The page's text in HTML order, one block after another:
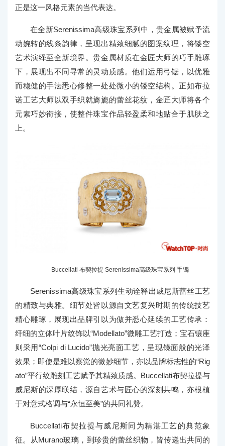
正是这一风格元素的当代表达。
在全新Serenissima高级珠宝系列中，贵金属被赋予流
动婉转的线条韵律，呈现出精致细腻的图案纹理，将镂空
艺术演绎至全新境界。贵金属材质在金匠大师的巧手雕琢
下，展现出不同寻常的灵动质感。他们运用弓锯，以优雅
而稳健的手法悉心修整一处处微小的镂空结构。正如布拉
诺工艺大师以双手织就旖旎的蕾丝花纹，金匠大师将各个
元素巧妙衔接，使整件珠宝作品轻盈柔和地贴合于肌肤之
上。
Buccellati 布契拉提 Serenissima高级珠宝系列 手镯
Serenissima高级珠宝系列生动诠释出威尼斯蕾丝工艺
的精致与典雅。细节处皆以源自文艺复兴时期的传统技艺
精心雕琢，展现出品牌引以为傲并悉心延续的工艺传承：
纤细的立体叶片纹饰以“Modellato”微雕工艺打造；宝石镶座
则采用“Colpi di Lucido”抛光亮面工艺，呈现镜面般的光泽
效果；即使是难以察觉的微妙细节，亦以品牌标志性的“Rig
ato”平行纹雕刻工艺赋予其精致质感。Buccellati布契拉提与
威尼斯的深厚联结，源自艺术与匠心的深刻共鸣，亦根植
于对意式格调与“永恒至美”的共同礼赞。
Buccellati布契拉提与威尼斯同为精湛工艺的典范象
征。从Murano玻璃，到珍贵的蕾丝织物，皆传递出共同的